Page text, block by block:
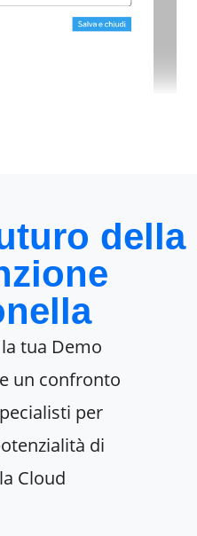
della
tua Demo
un confronto
per
di
Cloud